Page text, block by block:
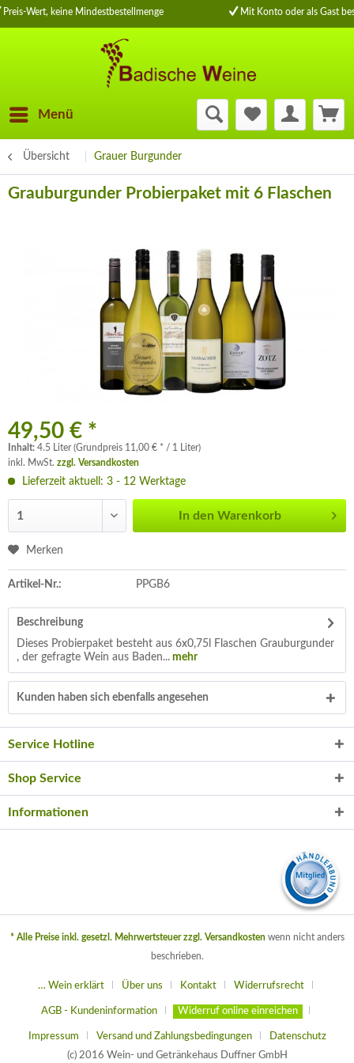
Preis-Wert, keine Mindestbestellmenge Mit Konto oder als Gast
Menü
Übersicht Grauer Burgunder
Grauburgunder Probierpaket mit 6 Flaschen
49,50 € *
Inhalt: 4.5 Liter (Grundpreis 11,00 € * / 1 Liter)
inkl. MwSt. zzgl. Versandkosten
Lieferzeit aktuell: 3 - 12 Werktage
In den Warenkorb
Merken
Artikel-Nr.: PPGB6
Beschreibung
Dieses Probierpaket besteht aus 6x0,75l Flaschen Grauburgunder
, der gefragte Wein aus Baden... mehr
Kunden haben sich ebenfalls angesehen
Service Hotline
Shop Service
Informationen
* Alle Preise inkl. gesetzl. Mehrwertsteuer zzgl. Versandkostenwenn nicht anders
beschrieben.
… Wein erklärt Über uns Kontakt Widerrufsrecht
AGB - Kundeninformation Widerruf online einreichen
Impressum Versand und Zahlungsbedingungen
Datenschutz
(c) 2016 Wein- und Getränkehaus Duffner GmbH